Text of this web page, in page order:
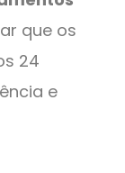
que os
24
e